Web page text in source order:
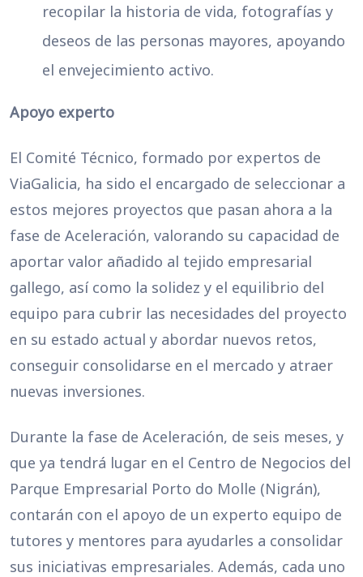
recopilar la historia de vida, fotografías y
deseos de las personas mayores, apoyando
el envejecimiento activo.
Apoyo experto
El Comité Técnico, formado por expertos de
ViaGalicia, ha sido el encargado de seleccionar a
estos mejores proyectos que pasan ahora a la
fase de Aceleración, valorando su capacidad de
aportar valor añadido al tejido empresarial
gallego, así como la solidez y el equilibrio del
equipo para cubrir las necesidades del proyecto
en su estado actual y abordar nuevos retos,
conseguir consolidarse en el mercado y atraer
nuevas inversiones.
Durante la fase de Aceleración, de seis meses, y
que ya tendrá lugar en el Centro de Negocios del
Parque Empresarial Porto do Molle (Nigrán),
contarán con el apoyo de un experto equipo de
tutores y mentores para ayudarles a consolidar
sus iniciativas empresariales. Además, cada uno